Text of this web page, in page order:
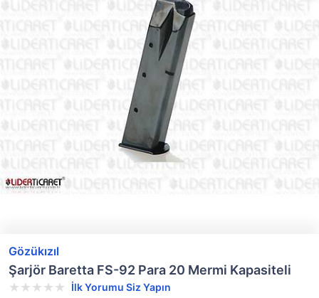
Gözükızıl
Şarjör Baretta FS-92 Para 20 Mermi Kapasiteli
İlk Yorumu Siz Yapın